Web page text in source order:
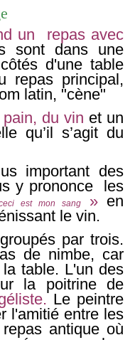
un repas avec
dans une
d'une table
repas principal,
latin, "cène"
pain, du vin et un
qu’il s’agit du
important des
y prononce les
est mon sang » en
le vin.
par trois.
de nimbe, car
table. L'un des
la poitrine de
Le peintre
l'amitié entre les
antique où